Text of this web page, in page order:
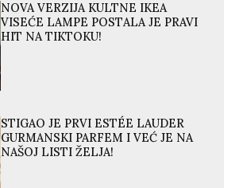
NOVA VERZIJA KULTNE IKEA
VISEĆE LAMPE POSTALA JE PRAVI
HIT NA TIKTOKU!
STIGAO JE PRVI ESTÉE LAUDER
GURMANSKI PARFEM I VEĆ JE NA
NAŠOJ LISTI ŽELJA!